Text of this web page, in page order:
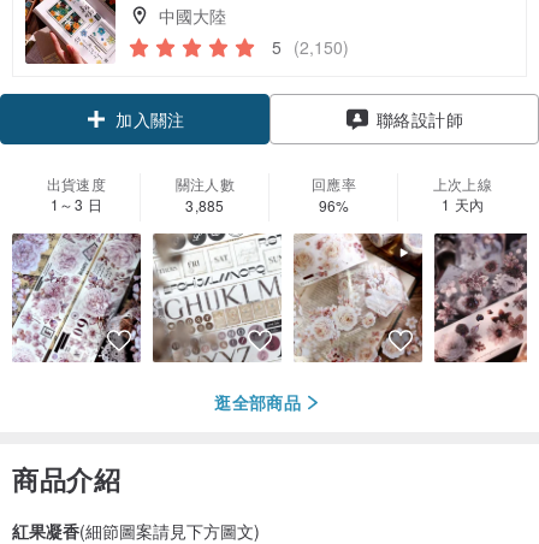
中國大陸
5 (2,150)
加入關注 聯絡設計師
出貨速度
1～3 日
關注人數
3,885
回應率
96%
上次上線
1 天內
逛全部商品
商品介紹
紅果凝香(細節圖案請見下方圖文)